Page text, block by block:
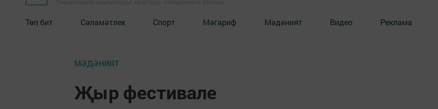
Төп бит Сәламәтлек Спорт Мәгариф Мәдәният Видео Реклама
МӘДӘНИЯТ
Җыр фестивале